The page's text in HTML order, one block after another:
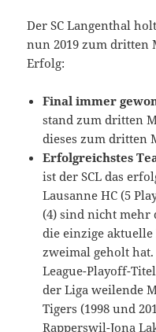
Der SC Langenthal
nun 2019 zum dritten
Erfolg:
Final immer
stand zum dritten
dieses zum dritten
Erfolgreichstes
ist der SCL das
Lausanne HC (5
(4) sind nicht mehr
die einzige
zweimal geholt
League-Playoff-
der Liga weilende
Tigers (1998 und
Rapperswil-Jona